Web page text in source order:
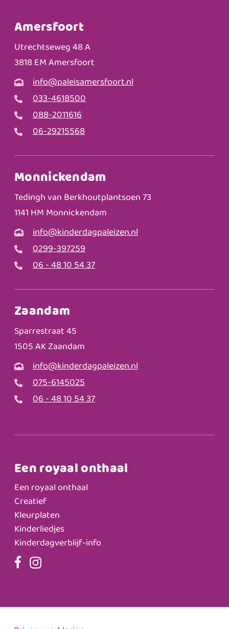
Amersfoort
Utrechtseweg 48 A
3818 EM Amersfoort
info@paleisamersfoort.nl
033-4618500
088-2011616
06-29215568
Monnickendam
Tedingh van Berkhoutplantsoen 73
1141 HM Monnickendam
info@kinderdagpaleizen.nl
0299-397259
06 - 48 10 54 37
Zaandam
Sparrestraat 45
1505 AK Zaandam
info@kinderdagpaleizen.nl
075-6145025
06 - 48 10 54 37
Een royaal onthaal
Een royaal onthaal
Creatief
Kleurplaten
Kinderliedjes
Kinderdagverblijf-info